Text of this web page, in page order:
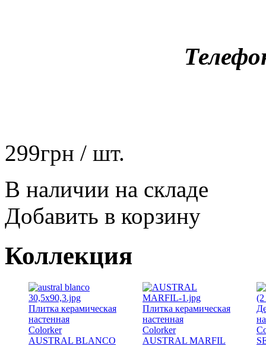
299грн / шт.
В наличии на складе
Добавить в корзину
Коллекция
Плитка керамическая
настенная
Colorker
AUSTRAL BLANCO
Плитка керамическая
настенная
Colorker
AUSTRAL MARFIL